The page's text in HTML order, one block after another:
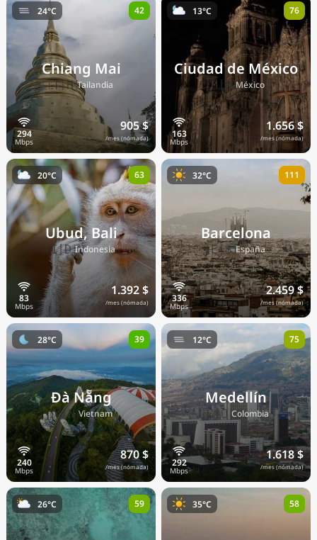
Chiang Mai
🇹🇭Tailandia
905 $
/mes (nómada)
24°C 42
Ciudad de México
🇲🇽México
1.656 $
/mes (nómada)
13°C 76
Ubud, Bali
🇮🇩Indonesia
1.392 $
/mes (nómada)
20°C 63
Barcelona
🇪🇸España
2.459 $
/mes (nómada)
32°C 111
Đà Nẵng
🇻🇳Vietnam
870 $
/mes (nómada)
28°C 39
Medellín
🇨🇴 Colombia
1.618 $
/mes (nómada)
12°C 75
26°C 59 35°C 58
Precios actuales por país